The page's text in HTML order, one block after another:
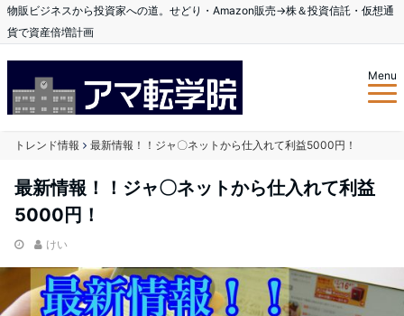
物販ビジネスから投資家への道。せどり・Amazon販売→株＆投資信託・仮想通
貨で資産倍増計画
Menu
トレンド情報 最新情報！！ジャ〇ネットから仕入れて利益5000円！
最新情報！！ジャ〇ネットから仕入れて利益
5000円！
けい